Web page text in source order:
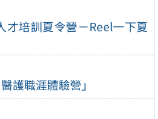
才培訓夏令營－Reel一下夏
護職涯體驗營」